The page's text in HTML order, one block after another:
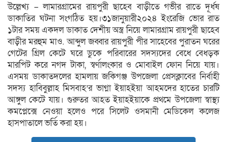
উল্লেখ্য – লামারগ্রামের রায়পুরী ছাহেব বাড়ীতে গভীর রাতে দূর্ধষ
ডাকাতির ঘটনা সংগঠিত হয়।৩১জানুয়ারী২০২৪ ইংরেজি ভোর রাত
১টার সময় একদল ডাকাত দেশীয় অস্ত্র নিয়ে লামারগ্রাম রায়পুরী ছাহেব
বাড়ীর মরহুম মাও. আব্দুল জব্বার রায়পুরী পীর সাহেবের পুরাতন ঘরের
গেটের গ্রিল কেটে ঘরে ডুকে পরিবারের সদস্যদের বেধে বেধড়ক
মারপিট করে নগদ টাকা, স্বর্ণালংকার ও মোবাইল ফোন নিয়ে যায়।
এসময় ডাকাতদলের হামলায় জকিগঞ্জ উপজেলা প্রেসক্লাবের নির্বাহী
সদস্য হাবিবুল্লাহ মিসবাহ’র ভাগ্না ইয়াহইয়া আহমদের হাতের চারটি
আঙ্গুল কেটে যায়। গুরুতর আহত ইয়াহইয়াকে প্রথমে উপজেলা স্বাস্থ্য
কমপ্লেক্সে নেওয়া হলেও পরে সিলেট ওসমানী মেডিকেল কলেজ
হাসপাতালে ভর্তি করা হয়।